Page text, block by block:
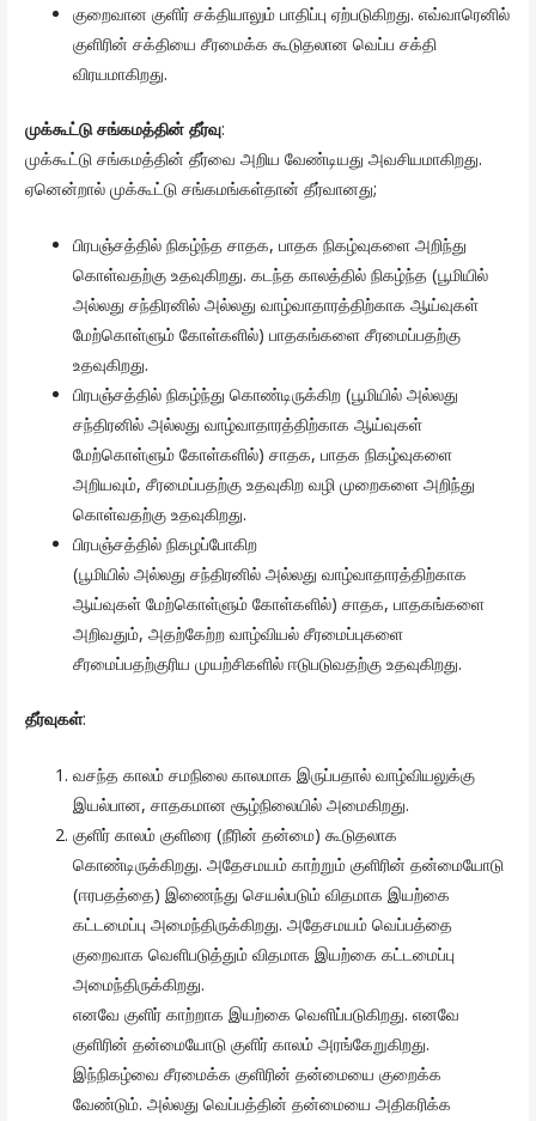
குறைவான குளிர் சக்தியாலும் பாதிப்பு ஏற்படுகிறது. எவ்வாரெனில்
குளிரின் சக்தியை சீரமைக்க கூடுதலான வெப்ப சக்தி
விரயமாகிறது.
முக்கூட்டு சங்கமத்தின் தீர்வு:
முக்கூட்டு சங்கமத்தின் தீர்வை அறிய வேண்டியது அவசியமாகிறது.
ஏனென்றால் முக்கூட்டு சங்கமங்கள்தான் தீர்வானது;
பிரபஞ்சத்தில் நிகழ்ந்த சாதக, பாதக நிகழ்வுகளை அறிந்து
கொள்வதற்கு உதவுகிறது. கடந்த காலத்தில் நிகழ்ந்த (பூமியில்
அல்லது சந்திரனில் அல்லது வாழ்வாதாரத்திற்காக ஆய்வுகள்
மேற்கொள்ளும் கோள்களில்) பாதகங்களை சீரமைப்பதற்கு
உதவுகிறது.
பிரபஞ்சத்தில் நிகழ்ந்து கொண்டிருக்கிற (பூமியில் அல்லது
சந்திரனில் அல்லது வாழ்வாதாரத்திற்காக ஆய்வுகள்
மேற்கொள்ளும் கோள்களில்) சாதக, பாதக நிகழ்வுகளை
அறியவும், சீரமைப்பதற்கு உதவுகிற வழி முறைகளை அறிந்து
கொள்வதற்கு உதவுகிறது.
பிரபஞ்சத்தில் நிகழப்போகிற
(பூமியில் அல்லது சந்திரனில் அல்லது வாழ்வாதாரத்திற்காக
ஆய்வுகள் மேற்கொள்ளும் கோள்களில்) சாதக, பாதகங்களை
அறிவதும், அதற்கேற்ற வாழ்வியல் சீரமைப்புகளை
சீரமைப்பதற்குரிய முயற்சிகளில் ஈடுபடுவதற்கு உதவுகிறது.
தீர்வுகள்:
வசந்த காலம் சமநிலை காலமாக இருப்பதால் வாழ்வியலுக்கு
இயல்பான, சாதகமான சூழ்நிலையில் அமைகிறது.
குளிர் காலம் குளிரை (நீரின் தன்மை) கூடுதலாக
கொண்டிருக்கிறது. அதேசமயம் காற்றும் குளிரின் தன்மையோடு
(ஈரபதத்தை) இணைந்து செயல்படும் விதமாக இயற்கை
கட்டமைப்பு அமைந்திருக்கிறது. அதேசமயம் வெப்பத்தை
குறைவாக வெளிபடுத்தும் விதமாக இயற்கை கட்டமைப்பு
அமைந்திருக்கிறது.
எனவே குளிர் காற்றாக இயற்கை வெளிப்படுகிறது. எனவே
குளிரின் தன்மையோடு குளிர் காலம் அரங்கேறுகிறது.
இந்நிகழ்வை சீரமைக்க குளிரின் தன்மையை குறைக்க
வேண்டும். அல்லது வெப்பத்தின் தன்மையை அதிகரிக்க